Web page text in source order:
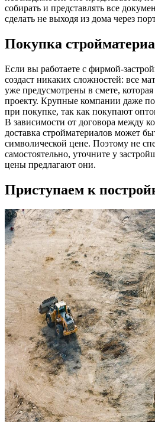
собирать и представлять все
сделать не выходя из дома через
Покупка
Если вы работаете с фирмой-
создаст никаких сложностей: все
уже предусмотрены в смете,
проекту. Крупные компании даже
при покупке, так как покупают
В зависимости от договора между
доставка стройматериалов может
символической цене. Поэтому не
самостоятельно, уточните у
цены предлагают они.
Приступаем к